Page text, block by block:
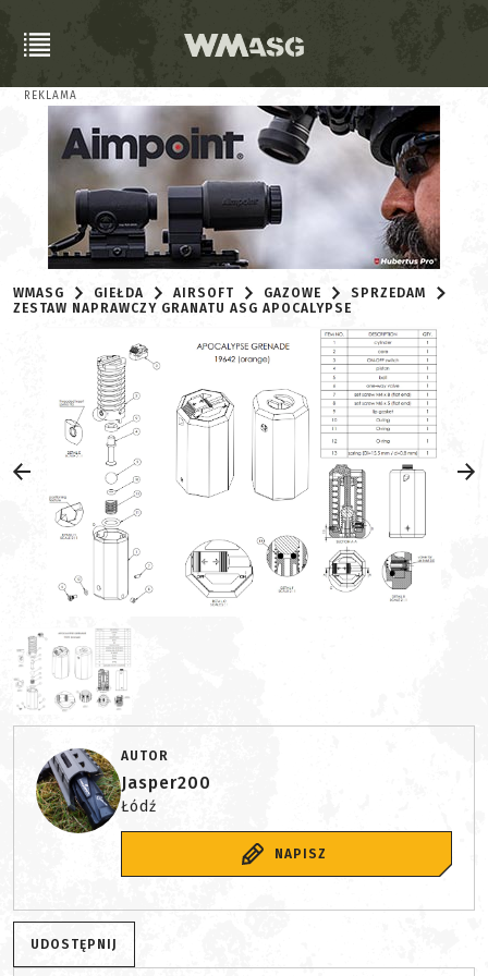
REKLAMA
WMASG GIEŁDA AIRSOFT GAZOWE
SPRZEDAM
ZESTAW NAPRAWCZY GRANATU ASG APOCALYPSE
AUTOR
Jasper200
Łódź
NAPISZ
UDOSTĘPNIJ